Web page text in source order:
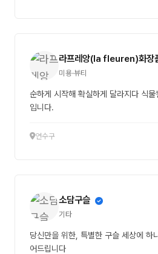
라프레앙(la fleuren)화장
미용·뷰티
순하게 시작해 확실하게 달라지다 식
입니다.
연수구
소담구슬
기타
당신만을 위한, 특별한 구슬 세상에 하
어드립니다